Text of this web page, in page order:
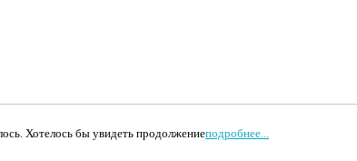
Хотелось бы увидеть продолжениеподробнее...